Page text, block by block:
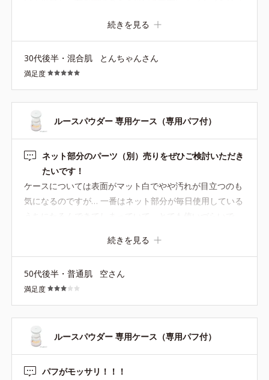
良い加減でつくので、ナチュラルに仕上がります。持ち運
びもできてとても重宝してます。
続きを見る
30代後半・混合肌 とんちゃんさん
満足度
ルースパウダー 専用ケース（専用パフ付）
ネット部分のパーツ（別）売りをぜひご検討いただき
たいです！
ケースについては表面がマット白でやや汚れが目立つのも
気になるのですが… 一番はネット部分が毎日使用している
えるのはお財布にも負担が大きくて。 パウダー交換の時に
外せる仕様のネット部分だけ別売りをしていただけると他
の方の口コミ同様助かります。 エコ活動の一環としてもぜ
ひお願いしたいです。 べたつく肌もサラサラになり、アイ
ブロー前の仕込みなどにもとても重宝するのでこれからも
愛用していきたいです。
続きを見る
50代後半・普通肌 空さん
満足度
ルースパウダー 専用ケース（専用パフ付）
パフがモッサリ！！！